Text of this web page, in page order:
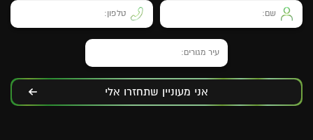
אני מעוניין שתחזרו אלי